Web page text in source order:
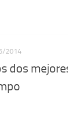
2014
dos